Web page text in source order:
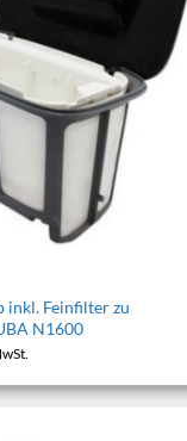
inkl. Feinfilter zu
N1600